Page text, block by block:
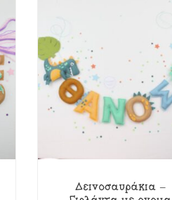
Δεινοσαυράκια –